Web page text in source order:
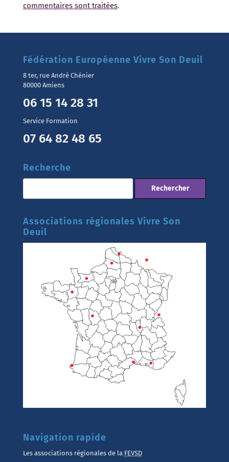
commentaires sont traitées.
Fédération Européenne Vivre Son Deuil
8 ter, rue André Chénier
80000 Amiens
06 15 14 28 31
Service Formation
07 64 82 48 65
Recherche
Associations régionales Vivre Son
Deuil
Navigation rapide
Les associations régionales de la FEVSD